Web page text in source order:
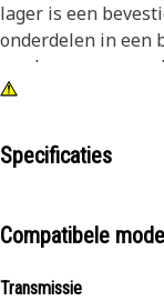
lager is een
onderdelen in een
ronde vorm en
groef of uitsparing
ring iets uit en
de groef,
Kenmerken:
• Bestand tegen
• Corrosie
Specificaties
Compatibele
Transmissie